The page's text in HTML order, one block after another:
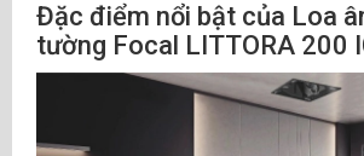
Đặc điểm nổi bật của Loa
tường Focal LITTORA 200